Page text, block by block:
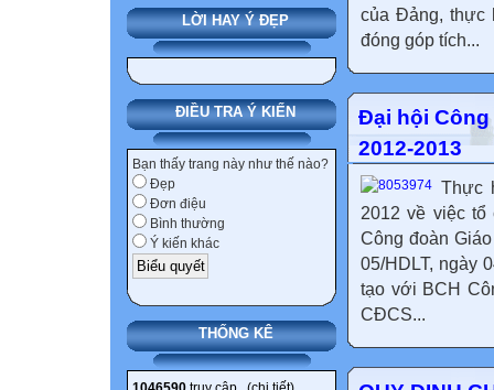
LỜI HAY Ý ĐẸP
ĐIỀU TRA Ý KIẾN
Bạn thấy trang này như thế nào?
Đẹp
Đơn điệu
Bình thường
Ý kiến khác
THỐNG KÊ
của Đảng, thực
đóng góp tích...
Đại hội Công
2012-2013
Thực
2012 về việc
Công đoàn
05/HDLT, ngày
tạo với BCH
CĐCS...